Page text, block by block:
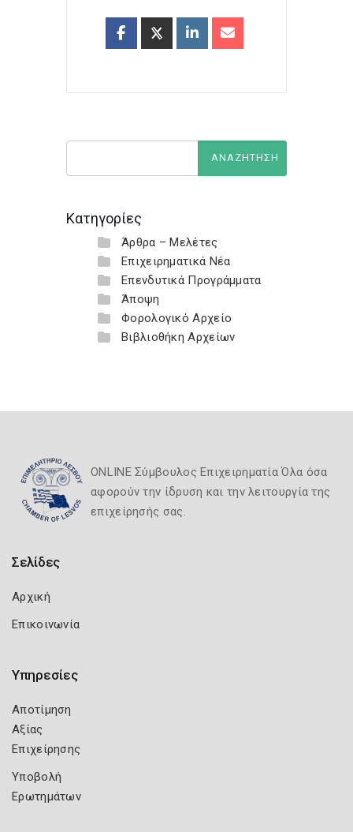
Κατηγορίες
Άρθρα – Μελέτες
Επιχειρηματικά Νέα
Επενδυτικά Προγράμματα
Άποψη
Φορολογικό Αρχείο
Βιβλιοθήκη Αρχείων
ONLINE Σύμβουλος Επιχειρηματία Όλα όσα
αφορούν την ίδρυση και την λειτουργία της
επιχείρησής σας.
Σελίδες
Αρχική
Επικοινωνία
Υπηρεσίες
Αποτίμηση
Αξίας
Επιχείρησης
Υποβολή
Ερωτημάτων